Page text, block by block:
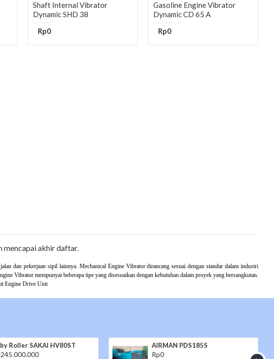
Shaft Internal Vibrator
Dynamic SHD 38
Rp0
Gasoline Engine Vibrator
Dynamic CD 65 A
Rp0
mencapai akhir daftar.
dan pekerjaan sipil lainnya. Mechanical Engine Vibrator dirancang sesuai dengan standar dalam industri
Vibrator mempunyai beberapa tipe yang disesuaikan dengan kebutuhan dalam proyek yang bersangkutan.
Engine Drive Unit
Kamera Canon EOS 1200D
Rp0
Baby Roller SAKAI